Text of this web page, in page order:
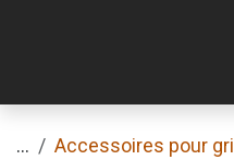
... Accessoires pour grill